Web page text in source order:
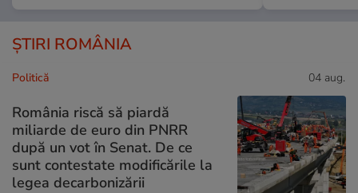
ȘTIRI ROMÂNIA
Politică 04 aug.
România riscă să piardă
miliarde de euro din PNRR
după un vot în Senat. De ce
sunt contestate modificările la
legea decarbonizării